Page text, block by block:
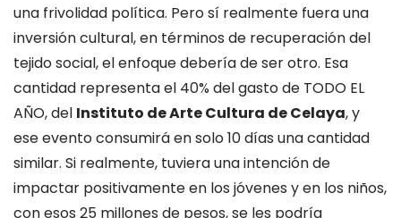
una frivolidad política. Pero sí realmente fuera una
inversión cultural, en términos de recuperación del
tejido social, el enfoque debería de ser otro. Esa
cantidad representa el 40% del gasto de TODO EL
AÑO, del Instituto de Arte Cultura de Celaya, y
ese evento consumirá en solo 10 días una cantidad
similar. Si realmente, tuviera una intención de
impactar positivamente en los jóvenes y en los niños,
con esos 25 millones de pesos, se les podría